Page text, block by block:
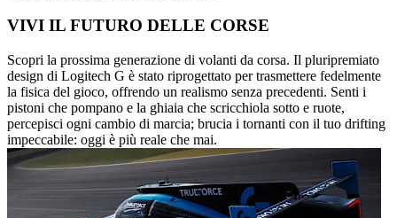
VIVI IL FUTURO DELLE CORSE
Scopri la prossima generazione di volanti da corsa. Il pluripremiato
design di Logitech G è stato riprogettato per trasmettere fedelmente
la fisica del gioco, offrendo un realismo senza precedenti. Senti i
pistoni che pompano e la ghiaia che scricchiola sotto e ruote,
percepisci ogni cambio di marcia; brucia i tornanti con il tuo drifting
impeccabile: oggi è più reale che mai.